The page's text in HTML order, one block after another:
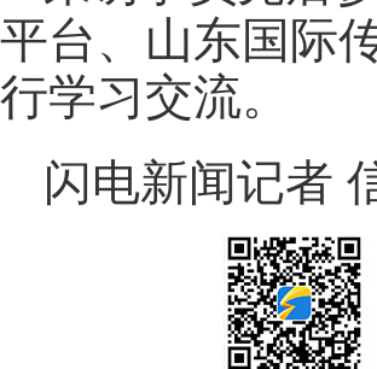
平台、山东国际
行学习交流。
闪电新闻记者